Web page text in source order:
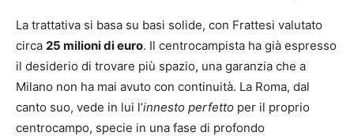
La trattativa si basa su basi solide, con Frattesi valutato
circa 25 milioni di euro. Il centrocampista ha già espresso
il desiderio di trovare più spazio, una garanzia che a
Milano non ha mai avuto con continuità. La Roma, dal
canto suo, vede in lui l’innesto perfetto per il proprio
centrocampo, specie in una fase di profondo